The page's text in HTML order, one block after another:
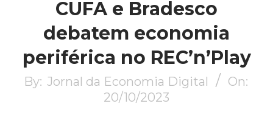
CUFA e Bradesco
debatem economia
periférica no REC’n’Play
By: Jornal da Economia Digital
On:
20/10/2023